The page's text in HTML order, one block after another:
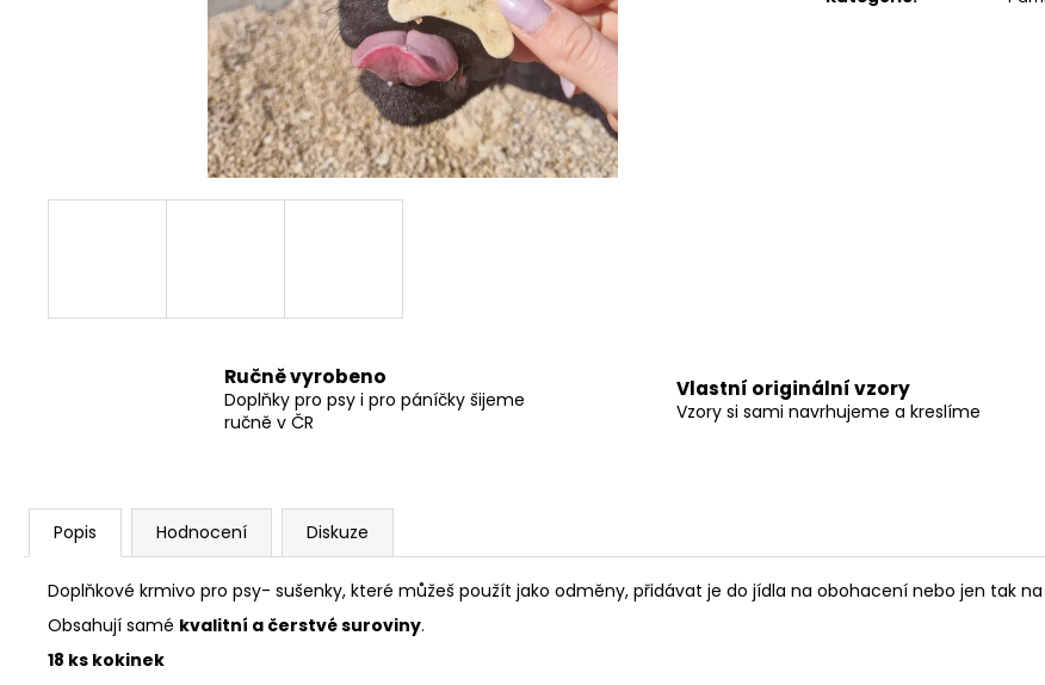
Ručně vyrobeno
Doplňky pro psy i pro páníčky šijeme
ručně v ČR
Vlastní originální vzory
Vzory si sami navrhujeme a kreslíme
Popis Hodnocení Diskuze
Doplňkové krmivo pro psy- sušenky, které můžeš použít jako odměny, přidávat je do jídla na obohacení nebo jen tak
Obsahují samé kvalitní a čerstvé suroviny.
18 ks kokinek
550 Kč